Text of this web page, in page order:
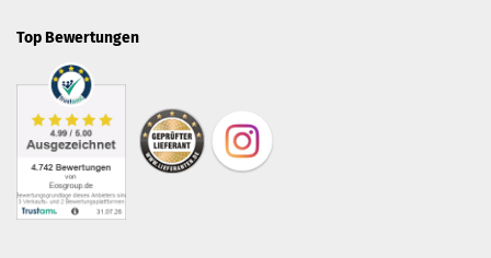
Top Bewertungen